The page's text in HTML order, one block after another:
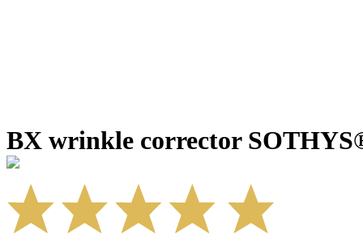
BX wrinkle corrector